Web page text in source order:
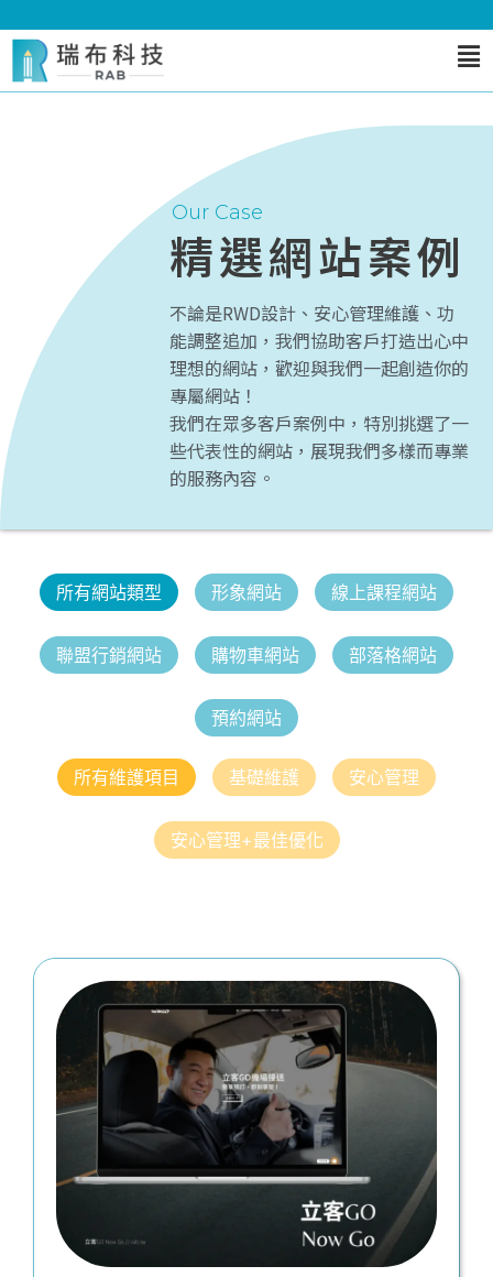
Our Case
精選網站案例
不論是RWD設計、安心管理維護、功
能調整追加，我們協助客戶打造出心中
理想的網站，歡迎與我們一起創造你的
專屬網站！
我們在眾多客戶案例中，特別挑選了一
些代表性的網站，展現我們多樣而專業
的服務內容。
所有網站類型 形象網站 線上課程網站
聯盟行銷網站 購物車網站 部落格網站
預約網站
所有維護項目 基礎維護 安心管理
安心管理+最佳優化